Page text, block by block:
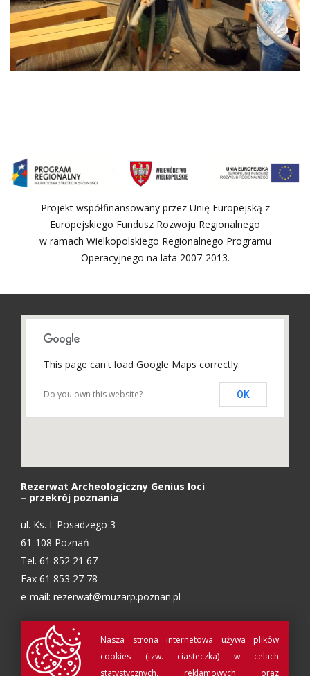
Projekt współfinansowany przez Unię Europejską z
Europejskiego Fundusz Rozwoju Regionalnego
w ramach Wielkopolskiego Regionalnego Programu
Operacyjnego na lata 2007-2013.
This page can't load Google Maps correctly.
Do you own this website? OK
Rezerwat Archeologiczny Genius loci
– przekrój poznania
ul. Ks. I. Posadzego 3
61-108 Poznań
Tel. 61 852 21 67
Fax 61 853 27 78
e-mail: rezerwat@muzarp.poznan.pl
Nasza strona internetowa używa plików
cookies (tzw. ciasteczka) w celach
statystycznych, reklamowych oraz